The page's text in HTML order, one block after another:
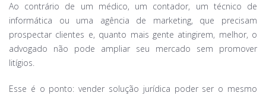
Ao contrário de um médico, um contador, um técnico de
informática ou uma agência de marketing, que precisam
prospectar clientes e, quanto mais gente atingirem, melhor, o
advogado não pode ampliar seu mercado sem promover
litígios.
Esse é o ponto: vender solução jurídica poder ser o mesmo